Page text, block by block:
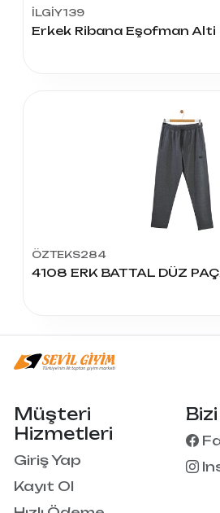
İLGİY139
Erkek Ribana Eşofman Alti
ÖZTEKS284
Müşteri
Hizmetleri
Giriş Yap
Kayıt Ol